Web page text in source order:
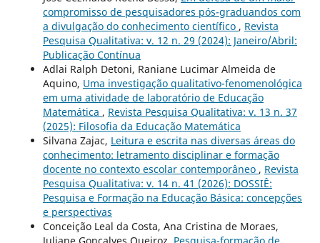
compromisso de pesquisadores pós-graduandos com
a divulgação do conhecimento científico , Revista
Pesquisa Qualitativa: v. 12 n. 29 (2024): Janeiro/Abril:
Publicação Contínua
Adlai Ralph Detoni, Raniane Lucimar Almeida de
Aquino, Uma investigação qualitativo-fenomenológica
em uma atividade de laboratório de Educação
Matemática , Revista Pesquisa Qualitativa: v. 13 n. 37
(2025): Filosofia da Educação Matemática
Silvana Zajac, Leitura e escrita nas diversas áreas do
conhecimento: letramento disciplinar e formação
docente no contexto escolar contemporâneo , Revista
Pesquisa Qualitativa: v. 14 n. 41 (2026): DOSSIÊ:
Pesquisa e Formação na Educação Básica: concepções
e perspectivas
Conceição Leal da Costa, Ana Cristina de Moraes,